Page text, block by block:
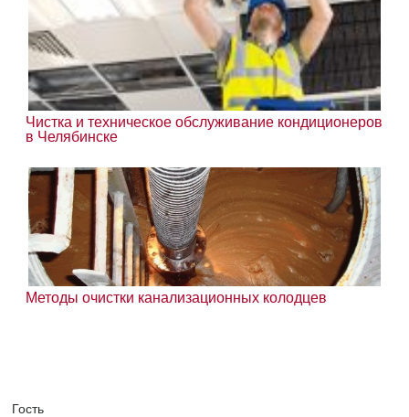
Чистка и техническое обслуживание кондиционеров
в Челябинске
Методы очистки канализационных колодцев
Гость